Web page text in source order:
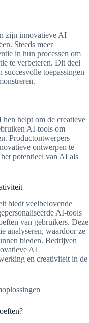
zijn innovatieve AI
Steeds meer
in hun processen om
te verbeteren. Dit deel
toepassingen
helpt om de creatieve
AI-tools om
Productontwerpers
ontwerpen te
potentieel van AI als
biedt veelbelovende
AI-tools
van gebruikers. Deze
analyseren, waardoor ze
bieden. Bedrijven
AI
en creativiteit in de